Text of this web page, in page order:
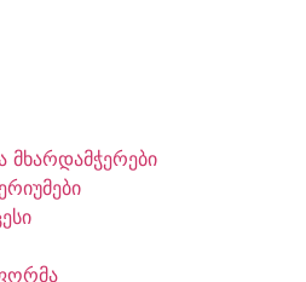
მხარდამჭერები